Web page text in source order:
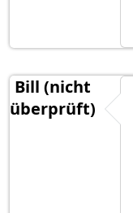
Bill (nicht
überprüft)